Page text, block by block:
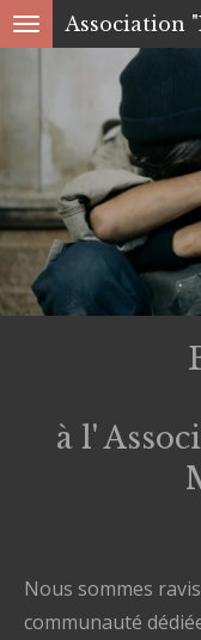
Passer
principal
à l'
Nous sommes
communauté